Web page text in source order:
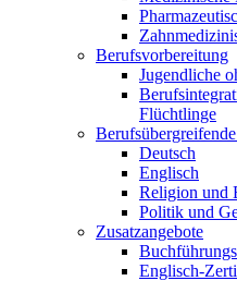
Berufsvorbereitung
Jugendliche
Flüchtlinge
Deutsch
Englisch
Religion und
Politik und
Zusatzangebote
Englisch-